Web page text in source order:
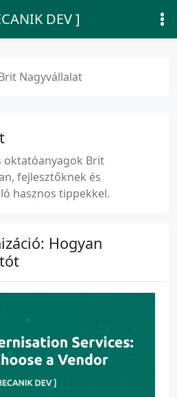
DEV ]
Nagyvállalat
oktatóanyagok Brit
fejlesztőknek és
hasznos tippekkel.
Hogyan